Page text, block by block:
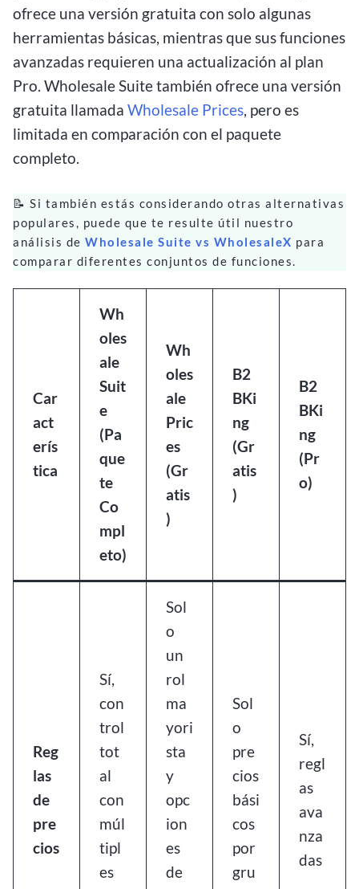
ofrece una versión gratuita con solo algunas
herramientas básicas, mientras que sus funciones
avanzadas requieren una actualización al plan
Pro. Wholesale Suite también ofrece una versión
gratuita llamada Wholesale Prices, pero es
limitada en comparación con el paquete
completo.
📝 Si también estás considerando otras alternativas
populares, puede que te resulte útil nuestro
análisis de Wholesale Suite vs WholesaleX para
comparar diferentes conjuntos de funciones.
Car
act
erís
tica
Wh
oles
ale
Suit
e
(Pa
que
te
Co
mpl
eto)
Wh
oles
ale
Pric
es
(Gr
atis
)
B2
BKi
ng
(Gr
atis
)
B2
BKi
ng
(Pr
o)
Reg
las
de
pre
cios
Sí,
con
trol
tot
al
con
múl
tipl
es
Sol
o
un
rol
ma
yori
sta
y
opc
ion
es
de
Sol
o
pre
cios
bási
cos
por
gru
Sí,
regl
as
ava
nza
das